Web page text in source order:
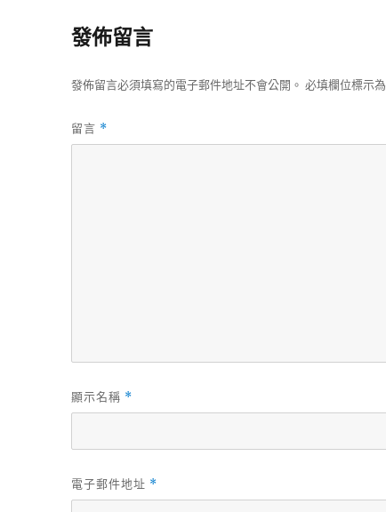
發佈留言
發佈留言必須填寫的電子郵件地址不會公開。 必填欄位標示為
留言 *
顯示名稱 *
電子郵件地址 *